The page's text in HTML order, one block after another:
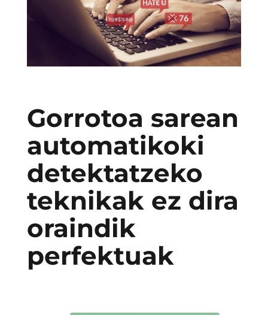
Gorrotoa sarean
automatikoki
detektatzeko
teknikak ez dira
oraindik
perfektuak